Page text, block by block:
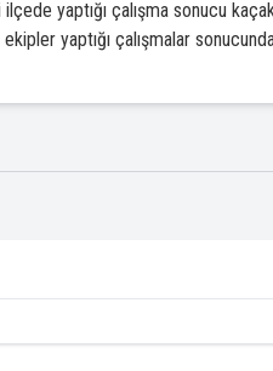
yaptığı çalışma sonucu
yaptığı çalışmalar